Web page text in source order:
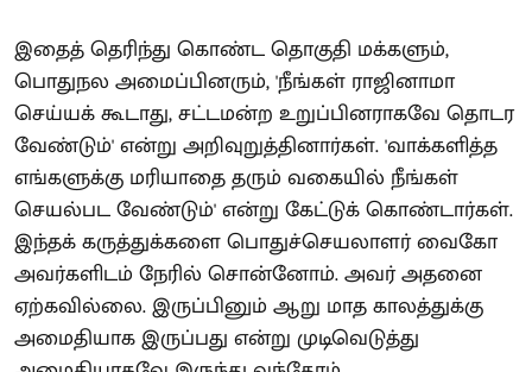
இதைத் தெரிந்து கொண்ட தொகுதி மக்களும்,
பொதுநல அமைப்பினரும், 'நீங்கள் ராஜினாமா
செய்யக் கூடாது, சட்டமன்ற உறுப்பினராகவே தொடர
வேண்டும்' என்று அறிவுறுத்தினார்கள். 'வாக்களித்த
எங்களுக்கு மரியாதை தரும் வகையில் நீங்கள்
செயல்பட வேண்டும்' என்று கேட்டுக் கொண்டார்கள்.
இந்தக் கருத்துக்களை பொதுச்செயலாளர் வைகோ
அவர்களிடம் நேரில் சொன்னோம். அவர் அதனை
ஏற்கவில்லை. இருப்பினும் ஆறு மாத காலத்துக்கு
அமைதியாக இருப்பது என்று முடிவெடுத்து